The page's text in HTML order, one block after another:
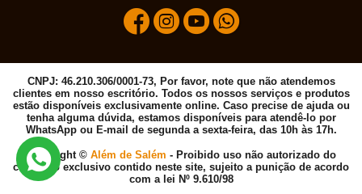
CNPJ: 46.210.306/0001-73, Por favor, note que não atendemos
clientes em nosso escritório. Todos os nossos serviços e produtos
estão disponíveis exclusivamente online. Caso precise de ajuda ou
tenha alguma dúvida, estamos disponíveis para atendê-lo por
WhatsApp ou E-mail de segunda a sexta-feira, das 10h às 17h.
Copyright © Além de Salém - Proibido uso não autorizado do
conteúdo exclusivo contido neste site, sujeito a punição de acordo
com a lei Nº 9.610/98